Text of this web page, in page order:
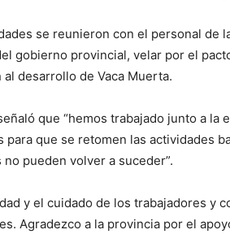
se reunieron con el personal de
gobierno provincial, velar por el
al desarrollo de Vaca Muerta.
que “hemos trabajado junto a la
para que se retomen las actividades
pueden volver a suceder”.
y el cuidado de los trabajadores y
Agradezco a la provincia por el